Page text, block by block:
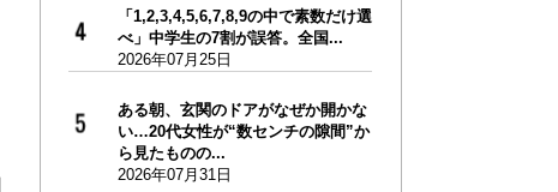
「1,2,3,4,5,6,7,8,9の中で素数だけ選
べ」中学生の7割が誤答。全国...
2026年07月25日
ある朝、玄関のドアがなぜか開かな
い…20代女性が“数センチの隙間”か
ら見たものの...
2026年07月31日